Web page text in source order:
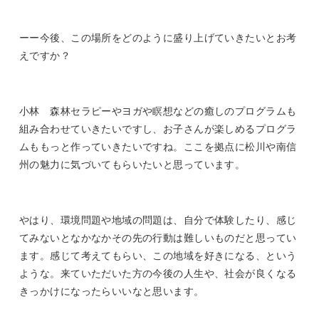
ーー今後、この場所をどのように盛り上げていきたいとお考
えですか？
小林 森林セラピーやヨガや瞑想などの癒しのプログラムも
組み合わせていきたいですし、お子さんが楽しめるプログラ
ムももっと作っていきたいですね。ここを拠点に松川や南信
州の魅力に気づいてもらいたいと思っています。
やはり、環境問題や地域の問題は、自分で体験したり、感じ
てみないとなかなかその先の行動は難しいものだと思ってい
ます。感じて考えてもらい、この地域を好きになる、という
ような。来ていただいた方の今後の人生や、社会が良くなる
きっかけになったらいいなと思います。